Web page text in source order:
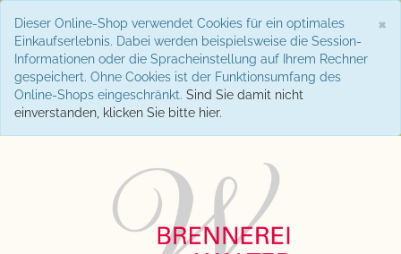
×
Dieser Online-Shop verwendet Cookies für ein optimales
Einkaufserlebnis. Dabei werden beispielsweise die Session-
Informationen oder die Spracheinstellung auf Ihrem Rechner
gespeichert. Ohne Cookies ist der Funktionsumfang des
Online-Shops eingeschränkt. Sind Sie damit nicht
einverstanden, klicken Sie bitte hier.